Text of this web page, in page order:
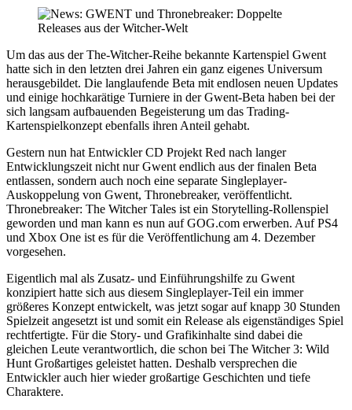
Um das aus der The-Witcher-Reihe bekannte Kartenspiel Gwent
hatte sich in den letzten drei Jahren ein ganz eigenes Universum
herausgebildet. Die langlaufende Beta mit endlosen neuen Updates
und einige hochkarätige Turniere in der Gwent-Beta haben bei der
sich langsam aufbauenden Begeisterung um das Trading-
Kartenspielkonzept ebenfalls ihren Anteil gehabt.
Gestern nun hat Entwickler CD Projekt Red nach langer
Entwicklungszeit nicht nur Gwent endlich aus der finalen Beta
entlassen, sondern auch noch eine separate Singleplayer-
Auskoppelung von Gwent, Thronebreaker, veröffentlicht.
Thronebreaker: The Witcher Tales ist ein Storytelling-Rollenspiel
geworden und man kann es nun auf GOG.com erwerben. Auf PS4
und Xbox One ist es für die Veröffentlichung am 4. Dezember
vorgesehen.
Eigentlich mal als Zusatz- und Einführungshilfe zu Gwent
konzipiert hatte sich aus diesem Singleplayer-Teil ein immer
größeres Konzept entwickelt, was jetzt sogar auf knapp 30 Stunden
Spielzeit angesetzt ist und somit ein Release als eigenständiges Spiel
rechtfertigte. Für die Story- und Grafikinhalte sind dabei die
gleichen Leute verantwortlich, die schon bei The Witcher 3: Wild
Hunt Großartiges geleistet hatten. Deshalb versprechen die
Entwickler auch hier wieder großartige Geschichten und tiefe
Charaktere.